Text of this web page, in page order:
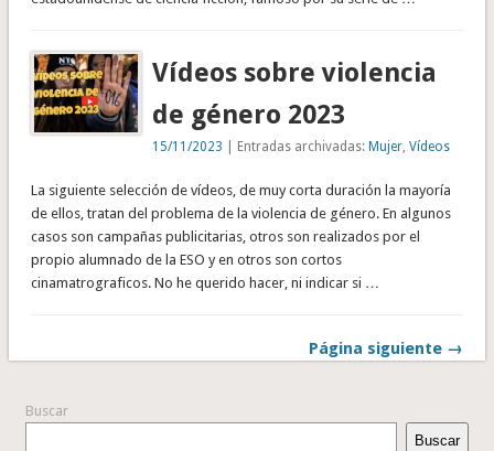
Vídeos sobre violencia
de género 2023
15/11/2023 | Entradas archivadas:Mujer ,Vídeos
La siguiente selección de vídeos, de muy corta duración la mayoría
de ellos, tratan del problema de la violencia de género. En algunos
casos son campañas publicitarias, otros son realizados por el
propio alumnado de la ESO y en otros son cortos
cinamatrograficos. No he querido hacer, ni indicar si …
Página siguiente →
Buscar
Buscar